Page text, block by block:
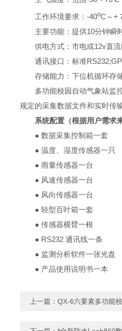
工作环境要求：-40oC～+
主要功能：提供10分钟瞬
供电方式：市电或12v直
通讯接口：标准
存储能力：下位机循环存
多功能校园自动气象站监
规定的采集数据文件和实时传
系统配置（根据用户需求来
● 数据采集控制箱一套
● 温度、湿度传感器一只
● 雨量传感器一台
● 风速传感器一台
● 风向传感器一台
● 轻型百叶箱一套
● 传感器横臂一根
● RS232 通讯线一条
● 监测分析软件一张光盘
● 产品使用说明书一本
上一篇： QX-6六要素多功能